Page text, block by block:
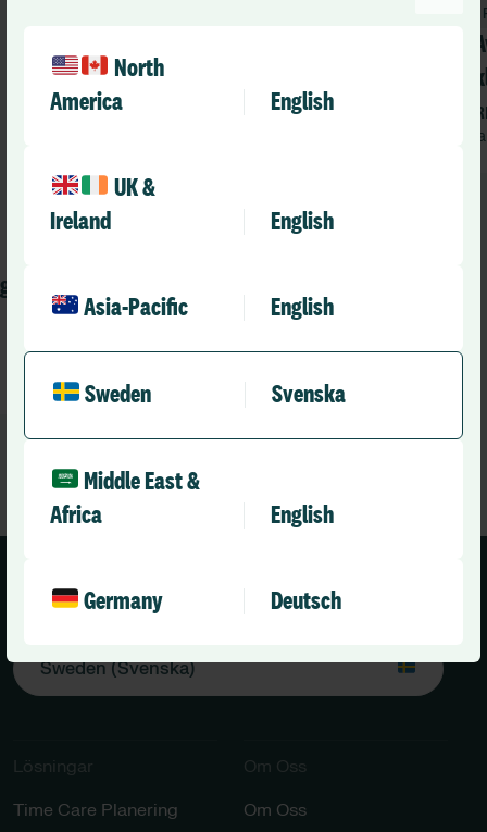
North
America
English
UK &
Ireland
English
Asia-Pacific English
Sweden Svenska
Middle East &
Africa
English
Germany Deutsch
som blev ett äkta skolboksexempel
över lyckade projekt”
RLD Team
Sweden (Svenska)
Lösningar​​
Time Care Planering
Om Oss
Om Oss